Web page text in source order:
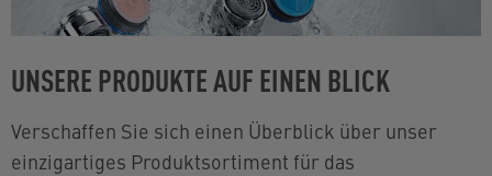
UNSERE PRODUKTE AUF EINEN BLICK
Verschaffen Sie sich einen Überblick über unser
einzigartiges Produktsortiment für das